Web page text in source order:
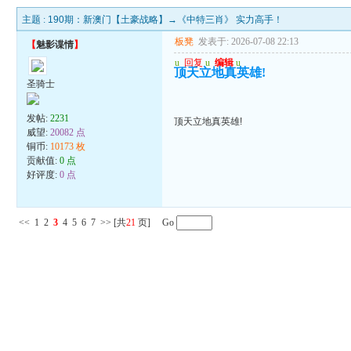
主题 : 190期：新澳门【土豪战略】→《中特三肖》 实力高手！
【魅影谍情】
圣骑士
发帖:2231
威望:20082 点
铜币: 10173 枚
贡献值:0 点
好评度:0 点
板凳 发表于: 2026-07-08 22:13
u 回复 u 编辑 u
顶天立地真英雄!
顶天立地真英雄!
<< 1 2 3 4 5 6 7 >> [共21 页] Go